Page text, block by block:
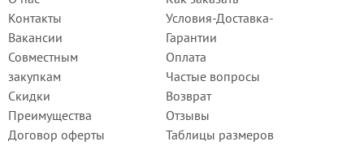
Контакты
Вакансии
Совместным
закупкам
Скидки
Преимущества
Договор оферты
Условия-Доставка-
Гарантии
Оплата
Частые вопросы
Возврат
Отзывы
Таблицы размеров